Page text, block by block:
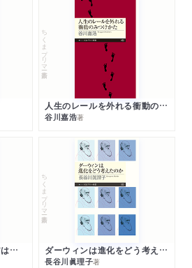
ちくまプリマー新書
人生のレールを外れる衝動のみつけかた
谷川嘉浩著
「とりあえず」でキャリアは決まる
ちくまプリマー新書
ダーウィンは進化をどう考えたのか
長谷川眞理子著